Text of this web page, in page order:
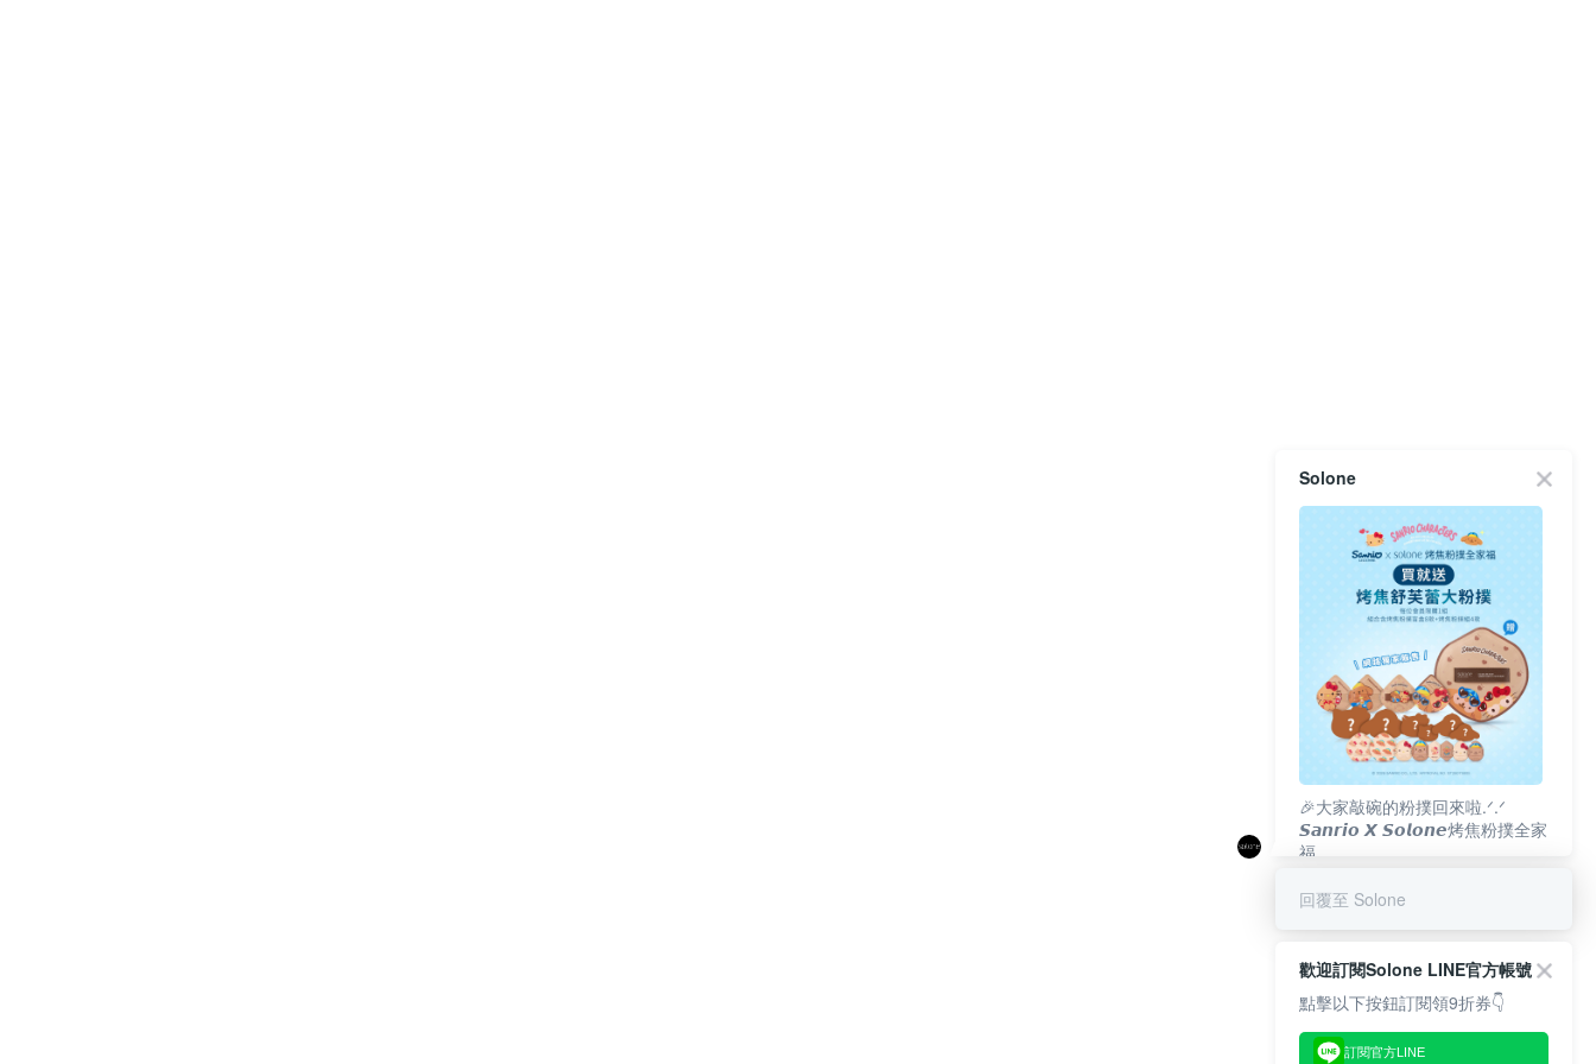
Solone
🎉大家敲碗的粉撲回來啦.ᐟ‪‪.ᐟ
𝙎𝙖𝙣𝙧𝙞𝙤 𝙓 𝙎𝙤𝙡𝙤𝙣𝙚烤焦粉撲全家
福
回覆至 Solone
歡迎訂閱Solone LINE官方帳號
點擊以下按鈕訂閱領9折券👇
訂閱官方LINE